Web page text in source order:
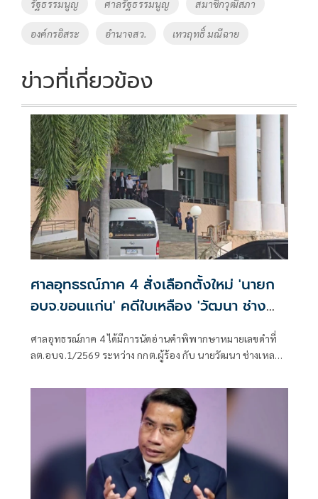
รัฐธรรมนูญ ศาลรัฐธรรมนูญ สมาชิกวุฒิสภา
องค์กรอิสระ อำนาจสว. เทวฤทธิ์ มณีฉาย
ข่าวที่เกี่ยวข้อง
ศาลอุทธรณ์ภาค 4 สั่งเลือกตั้งใหม่ 'นายก
อบจ.ขอนแก่น' คดีใบเหลือง 'วัฒนา ช่าง
ศาลอุทธรณ์ภาค 4 ได้มีการนัดอ่านคำพิพากษาหมายเลขดำที่
ลต.อบจ.1/2569 ระหว่าง กกต.ผู้ร้อง กับ นายวัฒนา ช่างเหลา
บริหารท้องถิ่น (ขอให้มีการเลือกตั้ง นายก อบจ.ใหม่)